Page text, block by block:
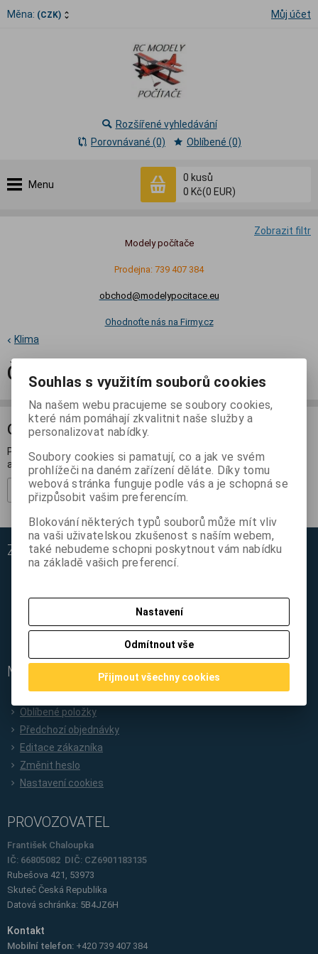
Měna: (CZK) Můj účet
Menu
0 kusů
0 Kč(0 EUR)
Rozšířené vyhledávání
Porovnávané (0)
Oblíbené (0)
Zobrazit filtr
Modely počítače
Prodejna: 739 407 384
obchod@modelypocitace.eu
Ohodnoťte nás na Firmy.cz
Klima
Čističky vzduchu a zvlhčovače
ODBĚR NOVINEK
Přihlašte se k odběru novinek a buďte informováni o novinkách,
akcích a soutěžích.
Registrovat
ZÁKAZNICKÝ SERVIS
Ochrana osobních údajů
Reklamační podmínky
MŮJ ÚČET
Nová registrace
Oblíbené položky
Předchozí objednávky
Editace zákazníka
Změnit heslo
Nastavení cookies
PROVOZOVATEL
František Chaloupka
IČ: 66805082 DIČ: CZ6901183135
Rubešova 421, 53973
Skuteč Česká Republika
Datová schránka: 5B4JZ6H
Kontakt
Mobilní telefon: +420 739 407 384
Souhlas s využitím souborů cookies
Na našem webu pracujeme se soubory cookies,
které nám pomáhají zkvalitnit naše služby a
personalizovat nabídky.
Soubory cookies si pamatují, co a jak ve svém
prohlížeči na daném zařízení děláte. Díky tomu
webová stránka funguje podle vás a je schopná se
přizpůsobit vašim preferencím.
Blokování některých typů souborů může mít vliv
na vaši uživatelskou zkušenost s naším webem,
také nebudeme schopni poskytnout vám nabídku
na základě vašich preferencí.
Nastavení
Odmítnout vše
Přijmout všechny cookies